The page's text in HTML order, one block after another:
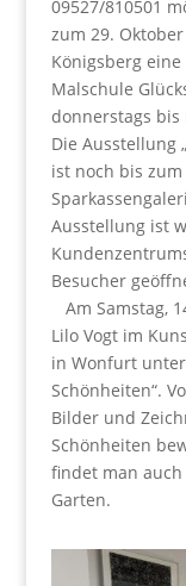
09527/
zum 29.
Königsberg
Malschule
donnerstags bis
Die Ausstellung
ist noch bis
Ausstellung ist
Am Samstag,
Lilo Vogt im
in Wonfurt
Schönheiten“.
Bilder und
Schönheiten
findet man
Garten.